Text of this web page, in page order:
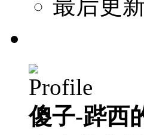
最后更
傻子-跸西